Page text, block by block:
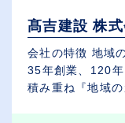
髙吉建設 株
会社の特徴 地域
35年創業、120
積み重ね『地域